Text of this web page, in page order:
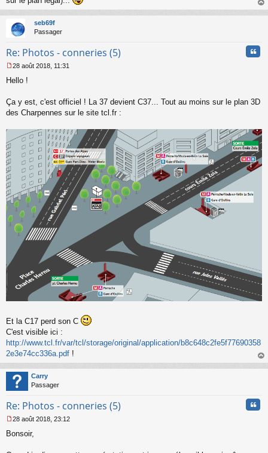
a
g
e
n
n
u
au
seb69f
Passager
Re: Photos - conneries (5)
e
s
g
28 août 2018, 11:31
Hello !
Ça y est, c'est officiel ! La 37 devient C37... Tout au moins sur le plan 3D
des Charpennes sur le site tcl.fr :
Et la C17 perd son C
C'est visible ici :
http://www.tcl.fr/var/tcl/storage/original/application/b8c648c2fe5f77690358
2e3e74cc336a.pdf !
au
Carry
Passager
Re: Photos - conneries (5)
e
28 août 2018, 23:12
Bonsoir,